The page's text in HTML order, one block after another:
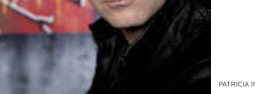
PATRICIA